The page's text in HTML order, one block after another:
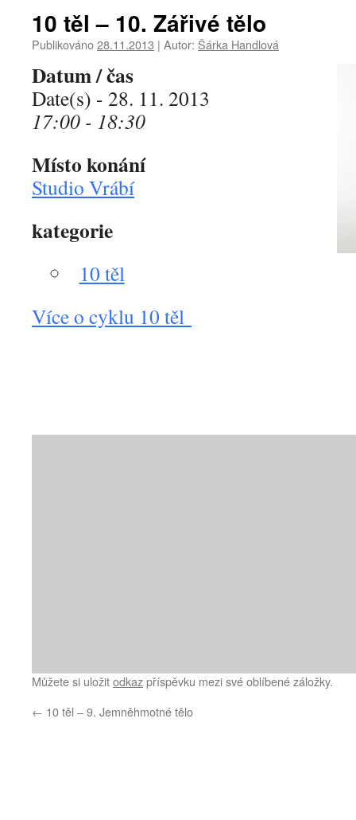
10 těl – 10. Zářivé tělo
Publikováno28.11.2013 | Autor: Šárka Handlová
Datum / čas
Date(s) - 28. 11. 2013
17:00 - 18:30
Místo konání
Studio Vrábí
kategorie
10 těl
Více o cyklu 10 těl
Můžete si uložitodkazpříspěvku mezi své oblíbené záložky.
← 10 těl – 9. Jemněhmotné tělo